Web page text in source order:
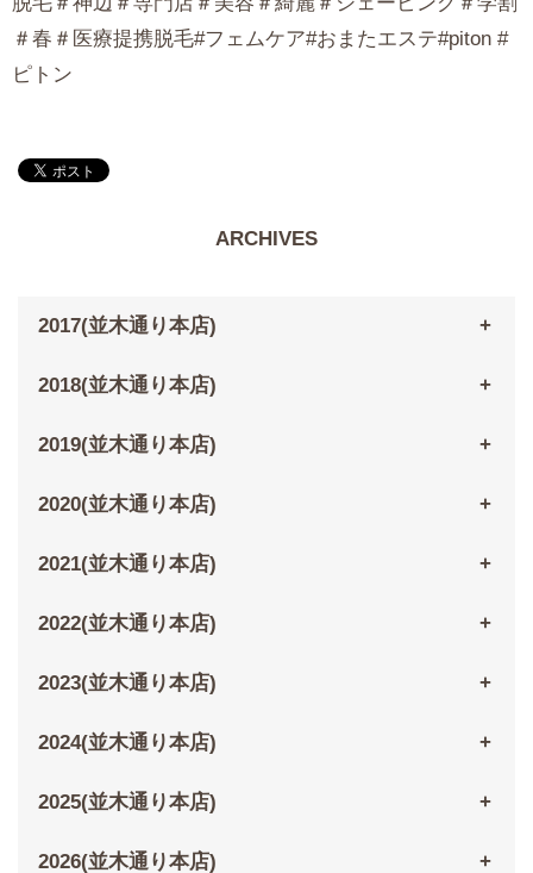
＃春＃医療提携脱毛#フェムケア#おまたエステ#piton #
ピトン
ARCHIVES
2017(並木通り本店)
2018(並木通り本店)
2019(並木通り本店)
2020(並木通り本店)
2021(並木通り本店)
2022(並木通り本店)
2023(並木通り本店)
2024(並木通り本店)
2025(並木通り本店)
2026(並木通り本店)